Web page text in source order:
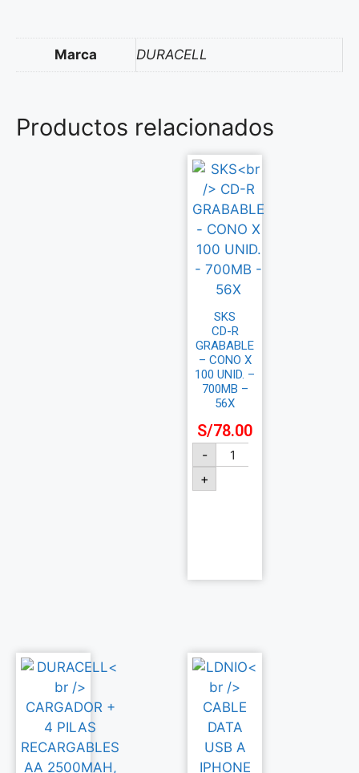
Marca DURACELL
Productos relacionados
SKS
CD-R
GRABABLE
– CONO X
100 UNID. –
700MB –
56X
S/78.00
-
+